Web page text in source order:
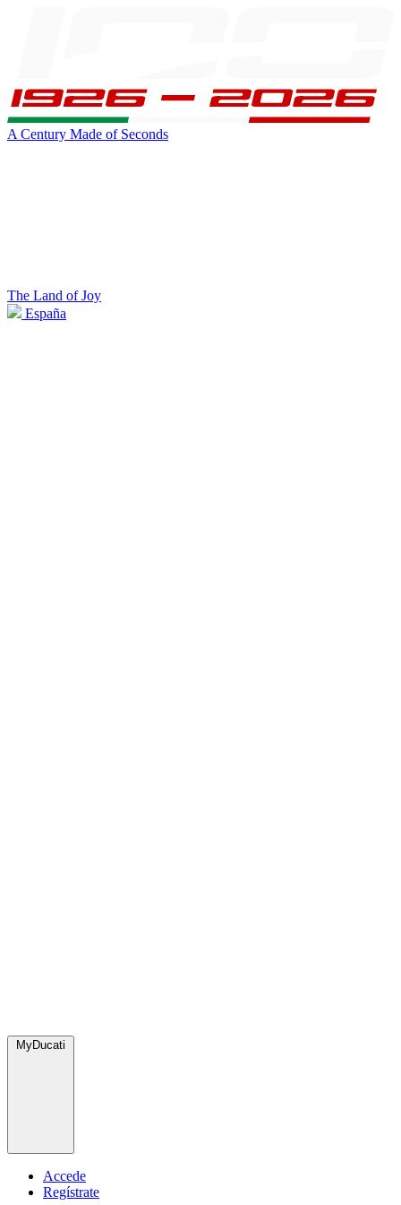
A Century Made of Seconds
The Land of Joy
España
MyDucati
Accede
Regístrate